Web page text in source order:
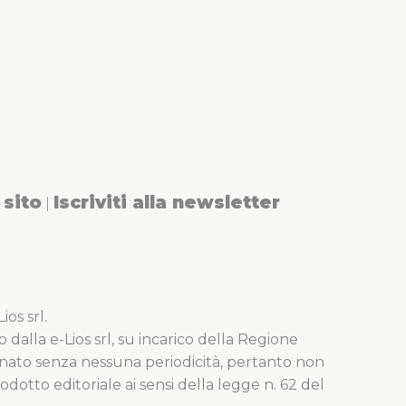
sito Iscriviti alla newsletter
srl.
dalla e-Lios srl, su incarico della Regione
senza nessuna periodicità, pertanto non
editoriale ai sensi della legge n. 62 del